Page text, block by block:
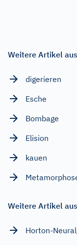
Weitere Artikel
digerieren
Esche
Bombage
Elision
kauen
Weitere Artikel
Horton-